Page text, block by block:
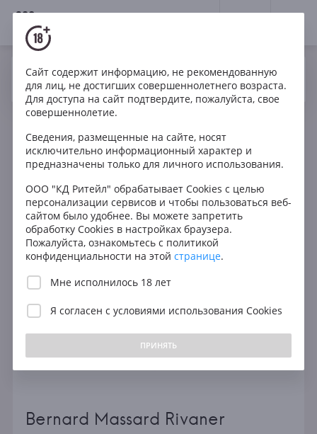
18+
Ваш город Москва ? Да
Вино Белое Полусухое
Люксембург
Bernard Massard Rivaner Grevenmacher
Luxembourgeoise АОP
Bernard Massard Rivaner
Сайт содержит информацию, не рекомендованную
для лиц, не достигших совершеннолетнего возраста.
Для доступа на сайт подтвердите, пожалуйста, свое
совершеннолетие.
Сведения, размещенные на сайте, носят
исключительно информационный характер и
предназначены только для личного использования.
ООО "КД Ритейл" обрабатывает Cookies с целью
персонализации сервисов и чтобы пользоваться веб-
сайтом было удобнее. Вы можете запретить
обработку Cookies в настройках браузера.
Пожалуйста, ознакомьтесь с политикой
конфиденциальности на этой странице.
Мне исполнилось 18 лет
Я согласен с условиями использования Cookies
ПРИНЯТЬ